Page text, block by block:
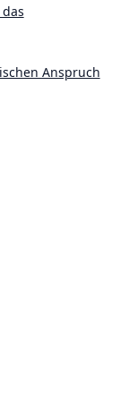
Anspruch